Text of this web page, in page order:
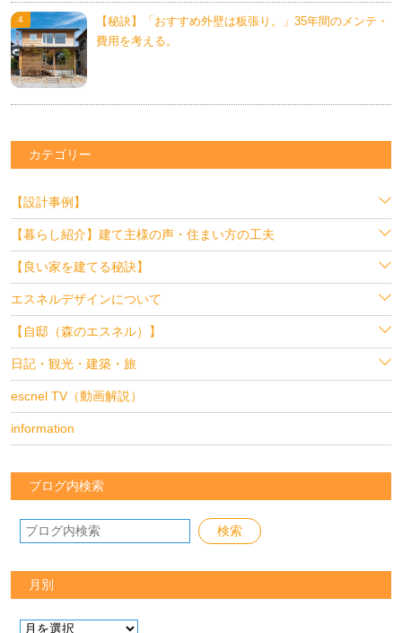
【秘訣】「おすすめ外壁は板張り。」35年間のメンテ・
費用を考える。
カテゴリー
【設計事例】
【暮らし紹介】建て主様の声・住まい方の工夫
【良い家を建てる秘訣】
エスネルデザインについて
【自邸（森のエスネル）】
日記・観光・建築・旅
escnel TV（動画解説）
information
ブログ内検索
月別